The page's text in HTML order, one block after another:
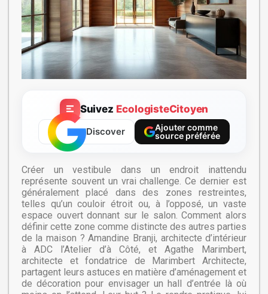
Suivez EcologisteCitoyen
Discover
Ajouter comme
source préférée
Créer un vestibule dans un endroit inattendu
représente souvent un vrai challenge. Ce dernier est
généralement placé dans des zones restreintes,
telles qu’un couloir étroit ou, à l’opposé, un vaste
espace ouvert donnant sur le salon. Comment alors
définir cette zone comme distincte des autres parties
de la maison ? Amandine Branji, architecte d’intérieur
à ADC l’Atelier d’à Côté, et Agathe Marimbert,
architecte et fondatrice de Marimbert Architecte,
partagent leurs astuces en matière d’aménagement et
de décoration pour envisager un hall d’entrée là où